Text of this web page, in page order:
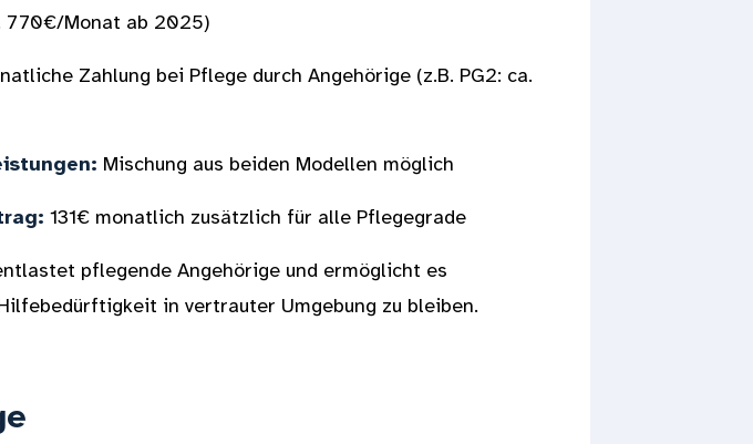
770€/Monat ab 2025)
Zahlung bei Pflege durch Angehörige (z.B. PG2: ca.
Mischung aus beiden Modellen möglich
131€ monatlich zusätzlich für alle Pflegegrade
pflegende Angehörige und ermöglicht es
in vertrauter Umgebung zu bleiben.